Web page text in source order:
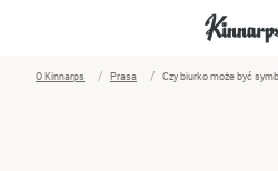
O Kinnarps Prasa Czy biurko może być